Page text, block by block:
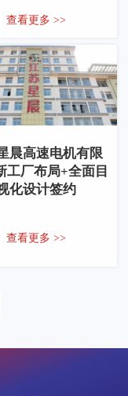
查看更多 >>
晨高速电机有限
工厂布局+全面目
化设计签约
查看更多 >>